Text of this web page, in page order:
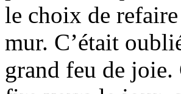
le choix de
mur. C’était
grand feu de